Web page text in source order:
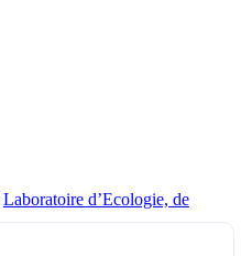
Laboratoire d’Ecologie, de